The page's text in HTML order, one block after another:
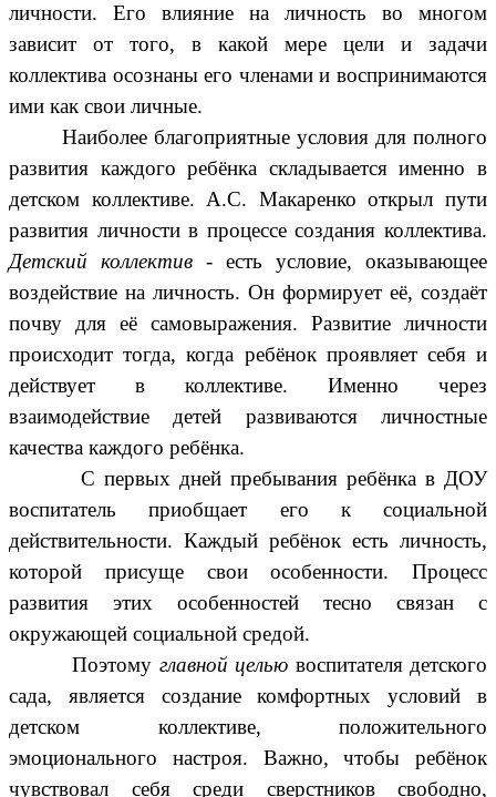
личности. Его влияние на личность во многом
зависит от того, в какой мере цели и задачи
коллектива осознаны его членами и воспринимаются
ими как свои личные.
Наиболее благоприятные условия для полного
развития каждого ребёнка складывается именно в
детском коллективе. А.С. Макаренко открыл пути
развития личности в процессе создания коллектива.
Детский коллектив - есть условие, оказывающее
воздействие на личность. Он формирует её, создаёт
почву для её самовыражения. Развитие личности
происходит тогда, когда ребёнок проявляет себя и
действует в коллективе. Именно через
взаимодействие детей развиваются личностные
качества каждого ребёнка.
С первых дней пребывания ребёнка в ДОУ
воспитатель приобщает его к социальной
действительности. Каждый ребёнок есть личность,
которой присуще свои особенности. Процесс
развития этих особенностей тесно связан с
окружающей социальной средой.
Поэтому главной целью воспитателя детского
сада, является создание комфортных условий в
детском коллективе, положительного
эмоционального настроя. Важно, чтобы ребёнок
чувствовал себя среди сверстников свободно,